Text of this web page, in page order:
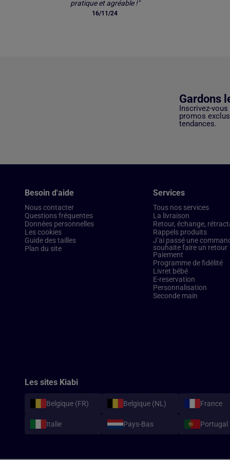
pratique et agréable !"
16/11/24
Gardons
Inscrivez-
promos
tendances.
Besoin d'aide
Nous contacter
Questions fréquentes
Données personnelles
Les cookies
Guide des tailles
Plan du site
Services
Tous nos services
La livraison
Retour, échange,
Rappels produits
J’ai passé une
souhaite faire un retour
Paiement
Programme de fidélité
Livret bébé
E-reservation
Personnalisation
Seconde main
Les sites Kiabi
Belgique (FR) Belgique (NL) France
Italie Pays-Bas Portugal